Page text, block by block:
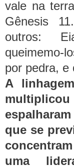
vale na
Gênesis
outros:
por pedra, e
A
que se
uma